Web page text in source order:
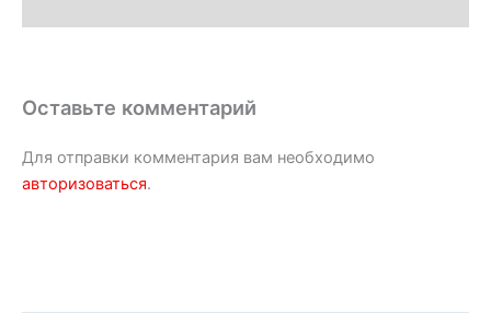
Оставьте комментарий
Для отправки комментария вам необходимо
авторизоваться.